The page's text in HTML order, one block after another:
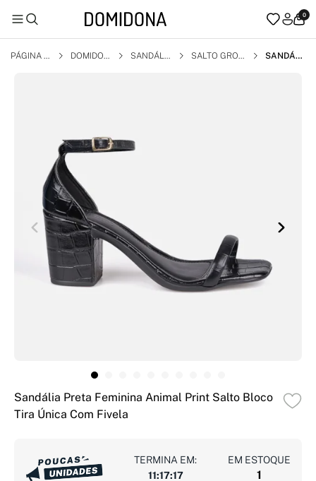
0
PÁGINA I
DOMIDON
SANDÁLI
SALTO GROS
SANDÁLI
Sandália Preta Feminina Animal Print Salto Bloco
Tira Única Com Fivela
TERMINA EM:
11:17:16
EM ESTOQUE
1